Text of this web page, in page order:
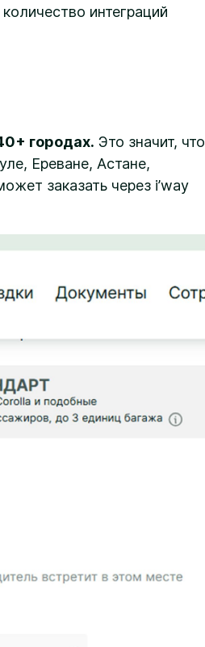
интеграций
городах. Это значит, что
Ереване, Астане,
заказать через i’way